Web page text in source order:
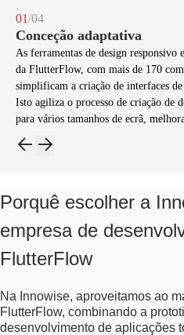
01/04
Conceção adaptativa
As ferramentas de design responsivo
da FlutterFlow, com mais de 170
simplificam a criação de interfaces
Isto agiliza o processo de criação de
para vários tamanhos de ecrã,
Porquê escolher a
empresa de
FlutterFlow
Na Innowise, aproveitamos ao
FlutterFlow, combinando a
desenvolvimento de aplicações